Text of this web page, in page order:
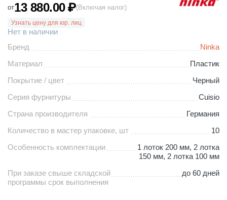
от13 880.00₽(Включая налог)
Узнать цену для юр. лиц
Нет в наличии
Бренд
Ninka
Материал
Пластик
Покрытие / цвет
Черный
Серия фурнитуры
Cuisio
Страна производителя
Германия
Количество в мастер упаковке, шт
10
Особенность комплектации
1 лоток 200 мм, 2 лотка
150 мм, 2 лотка 100 мм
При заказе свыше складской
программы срок выполнения
до 60 дней